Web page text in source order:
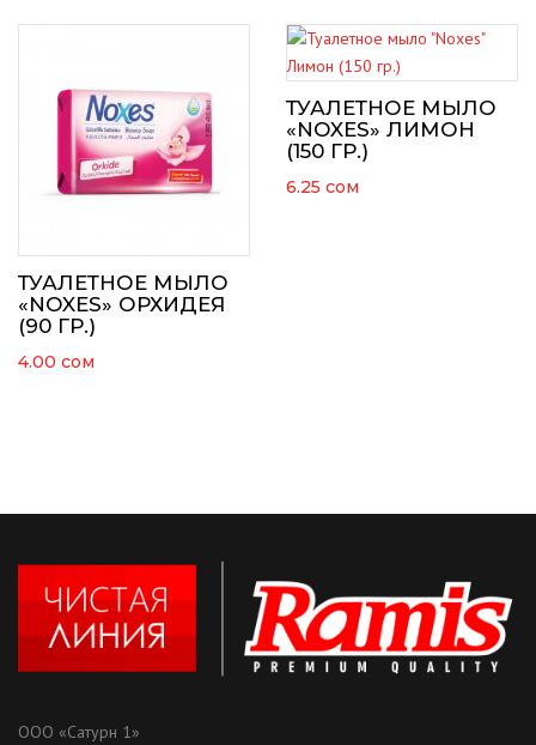
ТУАЛЕТНОЕ МЫЛО
«NOXES» ОРХИДЕЯ
(90 ГР.)
4.00 сом
ТУАЛЕТНОЕ МЫЛО
«NOXES» ЛИМОН
(150 ГР.)
6.25 сом
ООО «Сатурн 1»